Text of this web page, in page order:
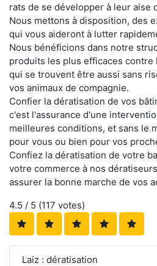
rats de se développer à leur aise
Nous mettons à disposition, des
qui vous aideront à lutter
Nous bénéficions dans notre
produits les plus efficaces contre
qui se trouvent être aussi sans
vos animaux de compagnie.
Confier la dératisation de vos
c'est l'assurance d'une
meilleures conditions, et sans le
pour vous ou bien pour vos
Confiez la dératisation de votre
votre commerce à nos
assurer la bonne marche de vos
4.5 / 5 (117 votes)
Laiz : dératisation